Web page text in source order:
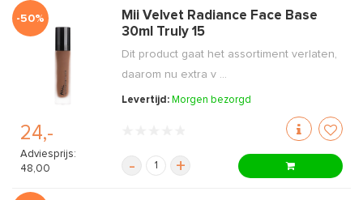
-50%
24,-
Adviesprijs:
48,00
Mii Velvet Radiance Face Base
30ml Truly 15
Dit product gaat het assortiment verlaten,
daarom nu extra v ...
Levertijd: Morgen bezorgd
- +